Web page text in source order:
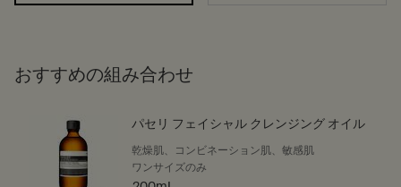
おすすめの組み合わせ
パセリ フェイシャル クレンジング オイル
乾燥肌、コンビネーション肌、敏感肌
ワンサイズのみ